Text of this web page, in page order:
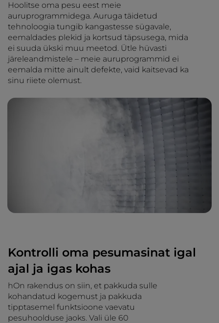
Hoolitse oma pesu eest meie
auruprogrammidega. Auruga täidetud
tehnoloogia tungib kangastesse sügavale,
eemaldades plekid ja kortsud täpsusega, mida
ei suuda ükski muu meetod. Ütle hüvasti
järeleandmistele – meie auruprogrammid ei
eemalda mitte ainult defekte, vaid kaitsevad ka
sinu riiete olemust.
Kontrolli oma pesumasinat igal
ajal ja igas kohas
hOn rakendus on siin, et pakkuda sulle
kohandatud kogemust ja pakkuda
tipptasemel funktsioone vaevatu
pesuhoolduse jaoks. Vali üle 60